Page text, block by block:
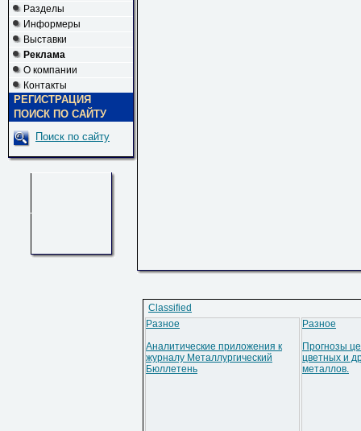
Разделы
Информеры
Выставки
Реклама
О компании
Контакты
РЕГИСТРАЦИЯ
ПОИСК ПО САЙТУ
Поиск по сайту
Classified
Разное
Аналитические приложения к
журналу Металлургический
Бюллетень
Разное
Прогнозы
цветных и
металлов.